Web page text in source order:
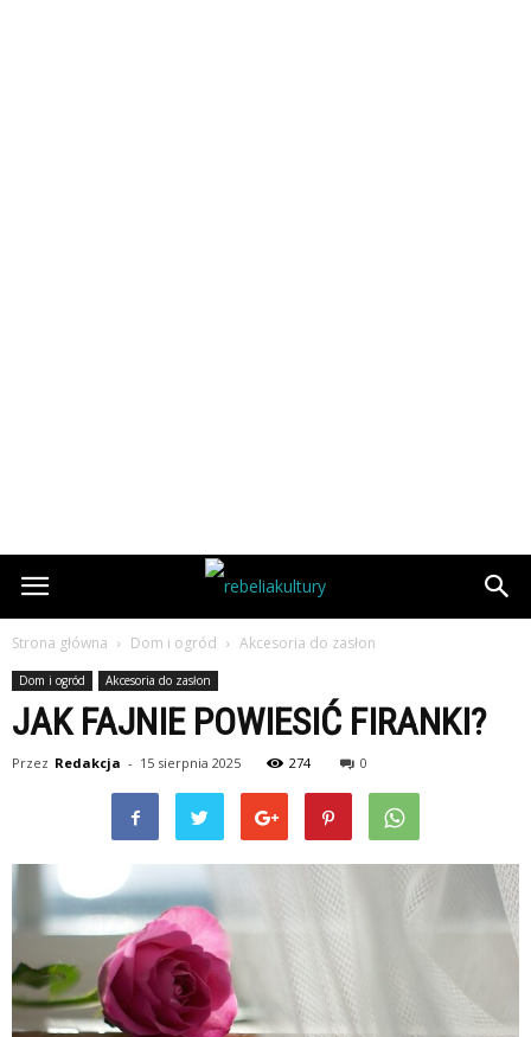
Strona główna Dom i ogród Akcesoria do zasłon
Dom i ogród Akcesoria do zasłon
JAK FAJNIE POWIESIĆ FIRANKI?
Przez Redakcja - 15 sierpnia 2025 274 0